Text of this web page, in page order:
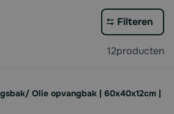
Filteren
12producten
Olie opvangbak | 60x40x12cm |